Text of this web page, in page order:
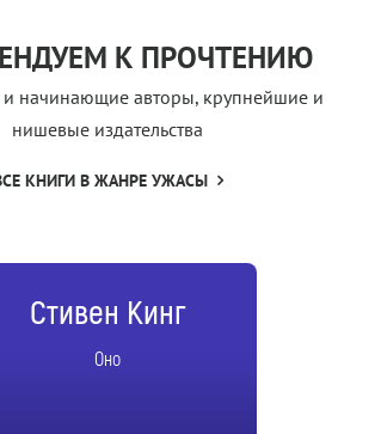
К ПРОЧТЕНИЮ
начинающие авторы, крупнейшие и
нишевые издательства
КНИГИ В ЖАНРЕ УЖАСЫ
Стивен Кинг
Оно